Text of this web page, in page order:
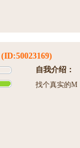
(ID:50023169)
自我介绍：
找个真实的